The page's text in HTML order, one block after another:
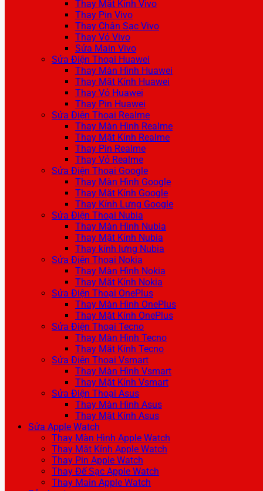
Thay Mặt Kính Vivo
Thay Pin Vivo
Thay Chân Sạc Vivo
Thay Vỏ Vivo
Sửa Main Vivo
Sửa Điện Thoại Huawei
Thay Màn Hình Huawei
Thay Mặt Kính Huawei
Thay Vỏ Huawei
Thay Pin Huawei
Sửa Điện Thoại Realme
Thay Màn Hình Realme
Thay Mặt Kính Realme
Thay Pin Realme
Thay Vỏ Realme
Sửa Điện Thoại Google
Thay Màn Hình Google
Thay Mặt Kính Google
Thay Kính Lưng Google
Sửa Điện Thoại Nubia
Thay Màn Hình Nubia
Thay Mặt Kính Nubia
Thay kính lưng Nubia
Sửa Điện Thoại Nokia
Thay Màn Hình Nokia
Thay Mặt Kính Nokia
Sửa Điện Thoại OnePlus
Thay Màn Hình OnePlus
Thay Mặt Kính OnePlus
Sửa Điện Thoại Tecno
Thay Màn Hình Tecno
Thay Mặt Kính Tecno
Sửa Điện Thoại Vsmart
Thay Màn Hình Vsmart
Thay Mặt Kính Vsmart
Sửa Điện Thoại Asus
Thay Màn Hình Asus
Thay Mặt Kính Asus
Sửa Apple Watch
Thay Màn Hình Apple Watch
Thay Mặt Kính Apple Watch
Thay Pin Apple Watch
Thay Đế Sạc Apple Watch
Thay Main Apple Watch